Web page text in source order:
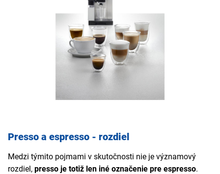
Presso a espresso - rozdiel
Medzi týmito pojmami v skutočnosti nie je významový
rozdiel, presso je totiž len iné označenie pre espresso.